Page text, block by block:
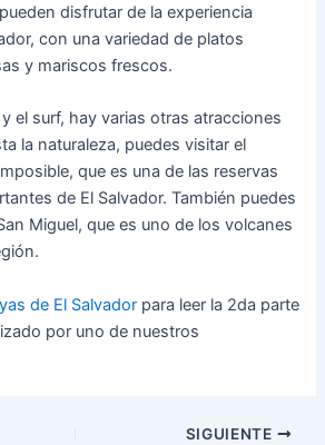
disfrutar de la experiencia
con una variedad de platos
y mariscos frescos.
el surf, hay varias otras atracciones
la naturaleza, puedes visitar el
que es una de las reservas
de El Salvador. También puedes
Miguel, que es uno de los volcanes
de El Salvador para leer la 2da parte
por uno de nuestros
SIGUIENTE